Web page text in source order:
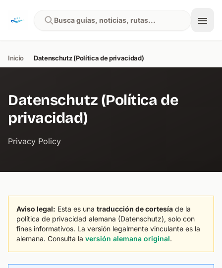
Busca guías, noticias, rutas...
Inicio Datenschutz (Política de privacidad)
Datenschutz (Política de
privacidad)
Privacy Policy
Aviso legal: Esta es una traducción de cortesía de la
política de privacidad alemana (Datenschutz), solo con
fines informativos. La versión legalmente vinculante es la
alemana. Consulta la versión alemana original.